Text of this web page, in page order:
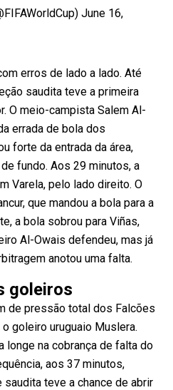
June 16,
erros de lado a lado. Até
saudita teve a primeira
O meio-campista Salem Al-
errada de bola dos
forte da entrada da área,
fundo. Aos 29 minutos, a
Varela, pelo lado direito. O
que mandou a bola para a
a bola sobrou para Viñas,
Al-Owais defendeu, mas já
anotou uma falta.
goleiros
de pressão total dos Falcões
goleiro uruguaio Muslera.
longe na cobrança de falta do
aos 37 minutos,
teve a chance de abrir